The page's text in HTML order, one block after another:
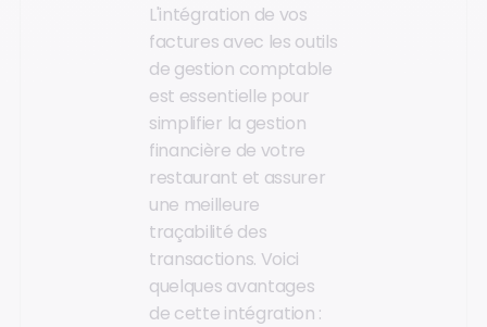
L'intégration de vos
factures avec les outils
de gestion comptable
est essentielle pour
simplifier la gestion
financière de votre
restaurant et assurer
une meilleure
traçabilité des
transactions. Voici
quelques avantages
de cette intégration :